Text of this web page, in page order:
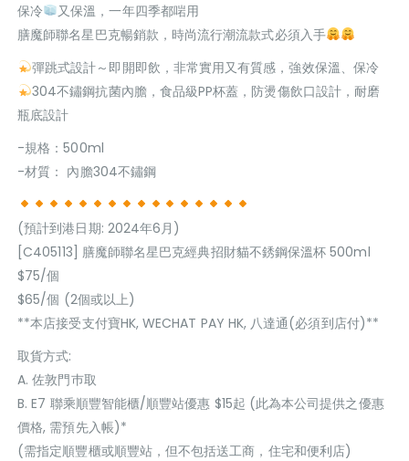
保冷
又保溫，一年四季都啱用
膳魔師聯名星巴克暢銷款，時尚流行潮流款式必須入手
彈跳式設計～即開即飲，非常實用又有質感，強效保溫、保冷
304不鏽鋼抗菌內膽，食品級PP杯蓋，防燙傷飲口設計，耐磨
瓶底設計
-規格：500ml
-材質： 內膽304不鏽鋼
(預計到港日期: 2024年6月)
[C405113] 膳魔師聯名星巴克經典招財貓不銹鋼保溫杯 500ml
$75/個
$65/個 (2個或以上)
**本店接受支付寶HK, WECHAT PAY HK, 八達通(必須到店付)**
取貨方式:
A. 佐敦門巿取
B. E7 聯乘順豐智能櫃/順豐站優惠 $15起 (此為本公司提供之優惠
價格, 需預先入帳)*
(需指定順豐櫃或順豐站，但不包括送工商，住宅和便利店)